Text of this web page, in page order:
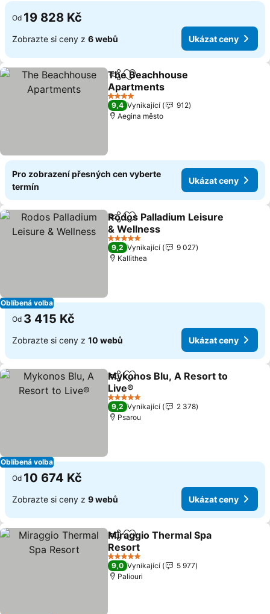
Od 19 828 Kč
Zobrazte si ceny z 6 webů Ukázat ceny
SdíletPřidat na seznam oblíbených
The Beachhouse
Apartments
4 Počet hvězdiček
9,4 Vynikající
912
Aegina město
Pro zobrazení přesných cen vyberte
termín
Ukázat ceny
Oblíbená volba
SdíletPřidat na seznam oblíbených
Rodos Palladium Leisure
& Wellness
5 Počet hvězdiček
9,2 Vynikající
9 027
Kallithea
Od 3 415 Kč
Zobrazte si ceny z 10 webů Ukázat ceny
Oblíbená volba
SdíletPřidat na seznam oblíbených
Mykonos Blu, A Resort to
Live®
5 Počet hvězdiček
9,2 Vynikající
2 378
Psarou
Od 10 674 Kč
Zobrazte si ceny z 9 webů Ukázat ceny
SdíletPřidat na seznam oblíbených
Miraggio Thermal Spa
Resort
5 Počet hvězdiček
9,0 Vynikající
5 977
Paliouri